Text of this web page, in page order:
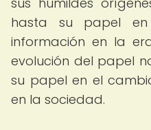
hasta su papel
información en la
evolución del papel
su papel en el
en la sociedad.